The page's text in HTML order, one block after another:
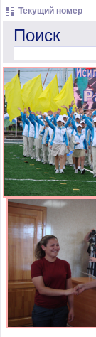
Текущий номер
Поиск